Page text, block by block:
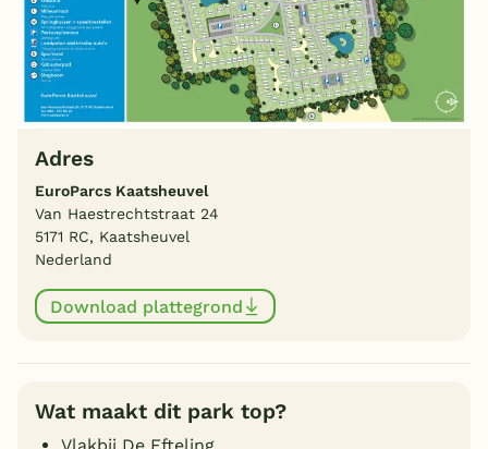
Adres
EuroParcs Kaatsheuvel
Van Haestrechtstraat 24
5171 RC, Kaatsheuvel
Nederland
Download plattegrond
Wat maakt dit park top?